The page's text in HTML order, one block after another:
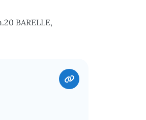
BARELLE,